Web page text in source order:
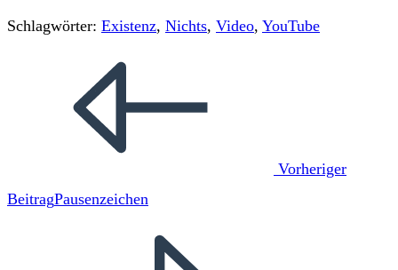
Schlagwörter: Existenz, Nichts, Video, YouTube
ansehen
Vorheriger
BeitragPausenzeichen